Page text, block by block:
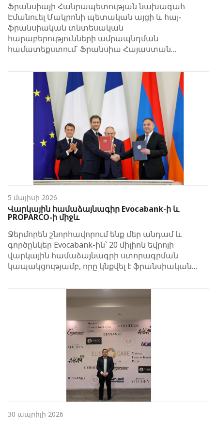
Ֆրանսիայի Հանրապետության նախագահ
Էմանուել Մակրոնի պետական այցի և հայ-
ֆրանսիական տնտեսական
հարաբերությունների ամրապնդման
համատեքստում՝ Ֆրանսիա Հայաստան…
5 մայիսի 2026
Վարկային համաձայնագիր Evocabank-ի և
PROPARCO-ի միջև
Ջերմորեն շնորհավորում ենք մեր անդամ և
գործընկեր Evocabank-ին՝ 20 միլիոն եվրոյի
վարկային համաձայնագրի ստորագրման
կապակցությամբ, որը կնքվել է ֆրանսիական…
30 ապրիլի 2026